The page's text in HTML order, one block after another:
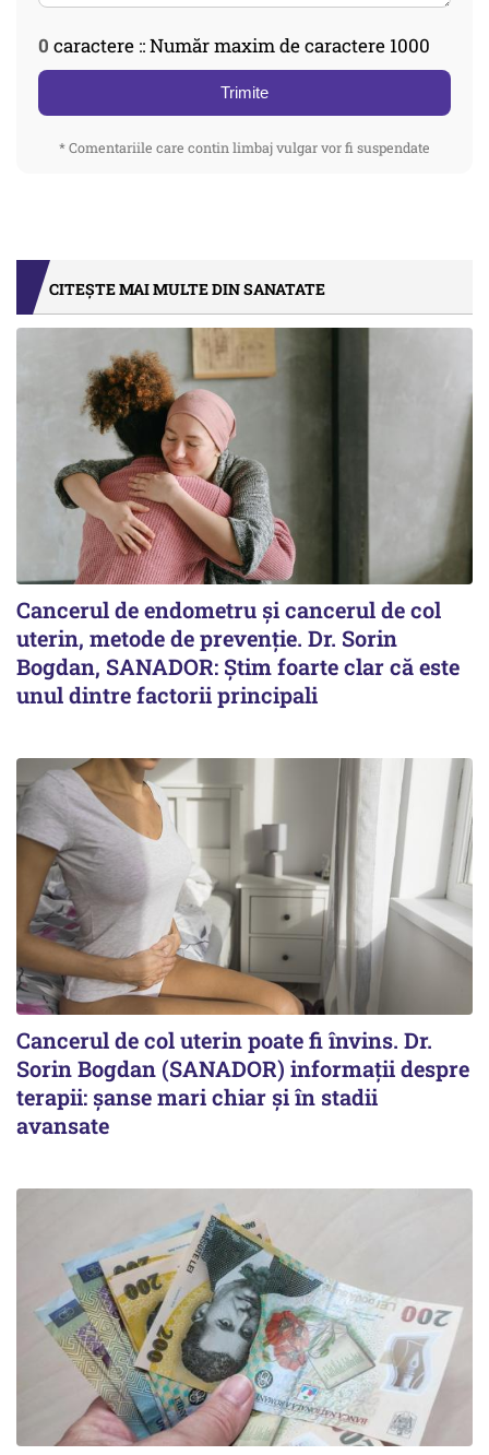
0 caractere :: Număr maxim de caractere 1000
Trimite
* Comentariile care contin limbaj vulgar vor fi suspendate
CITEȘTE MAI MULTE DIN SANATATE
Cancerul de endometru și cancerul de col
uterin, metode de prevenție. Dr. Sorin
Bogdan, SANADOR: Știm foarte clar că este
unul dintre factorii principali
Cancerul de col uterin poate fi învins. Dr.
Sorin Bogdan (SANADOR) informații despre
terapii: șanse mari chiar și în stadii
avansate